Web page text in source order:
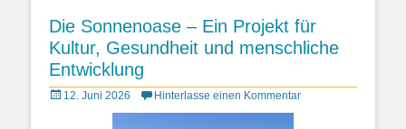
Die Sonnenoase – Ein Projekt für
Kultur, Gesundheit und menschliche
Entwicklung
Posted
12. Juni 2026 Hinterlasse einen Kommentar